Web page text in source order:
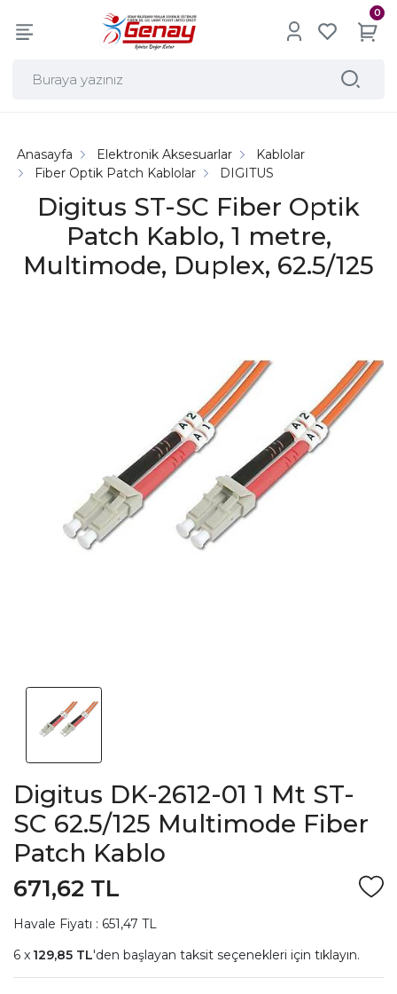
0
Digitus ST-SC Fiber Optik
Patch Kablo, 1 metre,
Multimode, Duplex, 62.5/125
Anasayfa Elektronik Aksesuarlar
Kablolar
Fiber Optik Patch Kablolar
DIGITUS
Digitus DK-2612-01 1 Mt ST-
SC 62.5/125 Multimode Fiber
Patch Kablo
671,62 TL
Havale Fiyatı : 651,47 TL
129,85 TL'den başlayan taksit seçenekleri için tıklayın.